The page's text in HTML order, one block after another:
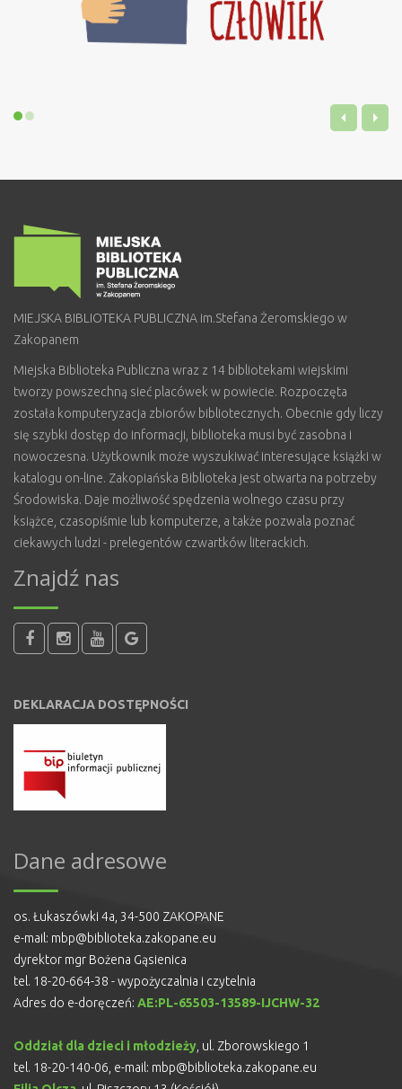
MIEJSKA BIBLIOTEKA PUBLICZNA im.Stefana Żeromskiego w
Zakopanem
Miejska Biblioteka Publiczna wraz z 14 bibliotekami wiejskimi
tworzy powszechną sieć placówek w powiecie. Rozpoczęta
została komputeryzacja zbiorów bibliotecznych. Obecnie gdy liczy
się szybki dostęp do informacji, biblioteka musi być zasobna i
nowoczesna. Użytkownik może wyszukiwać interesujące książki w
katalogu on-line. Zakopiańska Biblioteka jest otwarta na potrzeby
Środowiska. Daje możliwość spędzenia wolnego czasu przy
książce, czasopiśmie lub komputerze, a także pozwala poznać
ciekawych ludzi - prelegentów czwartków literackich.
Znajdź nas
DEKLARACJA DOSTĘPNOŚCI
Dane adresowe
os. Łukaszówki 4a, 34-500 ZAKOPANE
e-mail: mbp@biblioteka.zakopane.eu
dyrektor mgr Bożena Gąsienica
tel. 18-20-664-38 - wypożyczalnia i czytelnia
Adres do e-doręczeń: AE:PL-65503-13589-IJCHW-32
Oddział dla dzieci i młodzieży , ul. Zborowskiego 1
tel. 18-20-140-06, e-mail: mbp@biblioteka.zakopane.eu